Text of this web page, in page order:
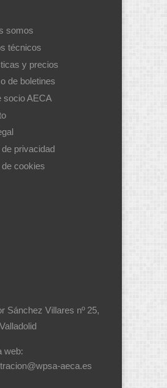
somos
técnicos
y precios
de boletines
socio AECA
privacidad
cookies
Sánchez Villares nº 25,
web:
aeca.es